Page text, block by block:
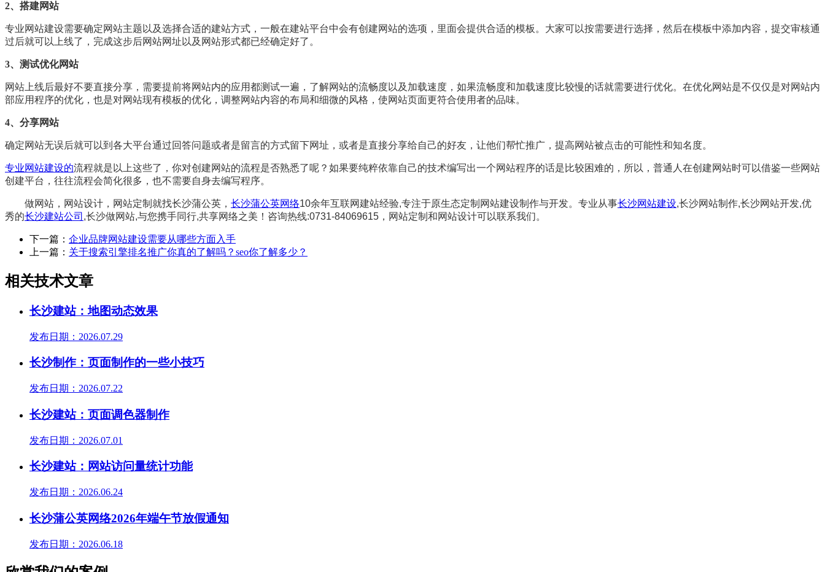
2、搭建网站
专业网站建设需要确定网站主题以及选择合适的建站方式，一般在建站平台中会有创建网站的选项，里面会提供合适的模板。大家可以按需要进行选择，然后在模板中添加内容，提交审核通
过后就可以上线了，完成这步后网站网址以及网站形式都已经确定好了。
3、测试优化网站
网站上线后最好不要直接分享，需要提前将网站内的应用都测试一遍，了解网站的流畅度以及加载速度，如果流畅度和加载速度比较慢的话就需要进行优化。在优化网站是不仅仅是对网站内
部应用程序的优化，也是对网站现有模板的优化，调整网站内容的布局和细微的风格，使网站页面更符合使用者的品味。
4、分享网站
确定网站无误后就可以到各大平台通过回答问题或者是留言的方式留下网址，或者是直接分享给自己的好友，让他们帮忙推广，提高网站被点击的可能性和知名度。
专业网站建设的流程就是以上这些了，你对创建网站的流程是否熟悉了呢？如果要纯粹依靠自己的技术编写出一个网站程序的话是比较困难的，所以，普通人在创建网站时可以借鉴一些网站
创建平台，往往流程会简化很多，也不需要自身去编写程序。
做网站，网站设计，网站定制就找长沙蒲公英， 长沙蒲公英网络10余年互联网建站经验,专注于原生态定制网站建设制作与开发。专业从事长沙网站建设,长沙网站制作,长沙网站开发,优
秀的长沙建站公司 ,长沙做网站,与您携手同行,共享网络之美！咨询热线:0731-84069615，网站定制和网站设计可以联系我们。
下一篇： 企业品牌网站建设需要从哪些方面入手
上一篇： 关于搜索引擎排名推广你真的了解吗？seo你了解多少？
相关技术文章
长沙建站：地图动态效果
发布日期：2026.07.29
长沙制作：页面制作的一些小技巧
发布日期：2026.07.22
长沙建站：页面调色器制作
发布日期：2026.07.01
长沙建站：网站访问量统计功能
发布日期：2026.06.24
长沙蒲公英网络2026年端午节放假通知
发布日期：2026.06.18